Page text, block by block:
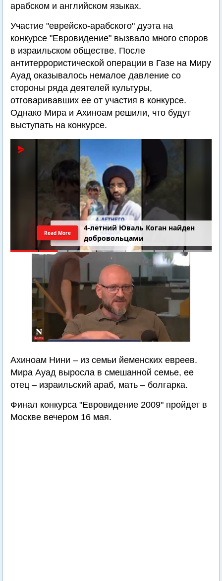
арабском и английском языках.
Участие "еврейско-арабского" дуэта на
конкурсе "Евровидение" вызвало много споров
в израильском обществе. После
антитеррористической операции в Газе на Миру
Ауад оказывалось немалое давление со
стороны ряда деятелей культуры,
отговаривавших ее от участия в конкурсе.
Однако Мира и Ахиноам решили, что будут
выступать на конкурсе.
4-летний Юваль Коган найден
добровольцами
Read More
Ахиноам Нини – из семьи йеменских евреев.
Мира Ауад выросла в смешанной семье, ее
отец – израильский араб, мать – болгарка.
Финал конкурса "Евровидение 2009" пройдет в
Москве вечером 16 мая.